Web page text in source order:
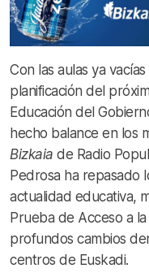
Con las aulas ya
planificación del
Educación del
hecho balance en los
Bizkaia de Radio
Pedrosa ha repasado
actualidad educativa,
Prueba de Acceso a
profundos cambios
centros de Euskadi.